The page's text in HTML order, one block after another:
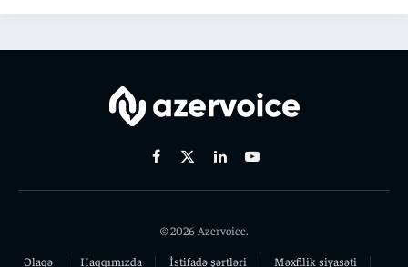
Facebook
X
LinkedinYoutube
© 2026 Azervoice.
Əlaqə
Haqqımızda İstifadə şərtləri Məxfilik siyasəti